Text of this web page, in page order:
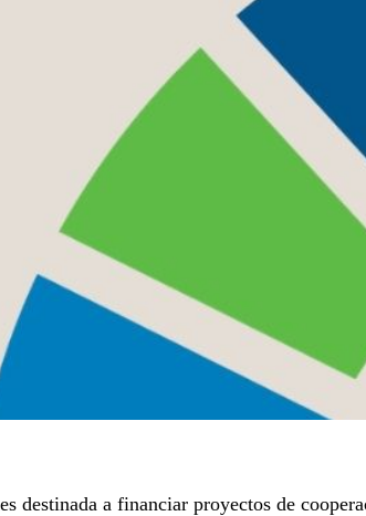
destinada a financiar proyectos de